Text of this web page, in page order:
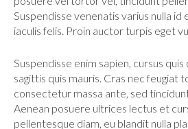
Suspendisse venenatis varius nulla id
iaculis felis. Proin auctor turpis eget
Suspendisse enim sapien, cursus
sagittis quis mauris. Cras nec feugiat
consectetur massa ante, sed
Aenean posuere ultrices lectus et
pellentesque diam, eu blandit nulla